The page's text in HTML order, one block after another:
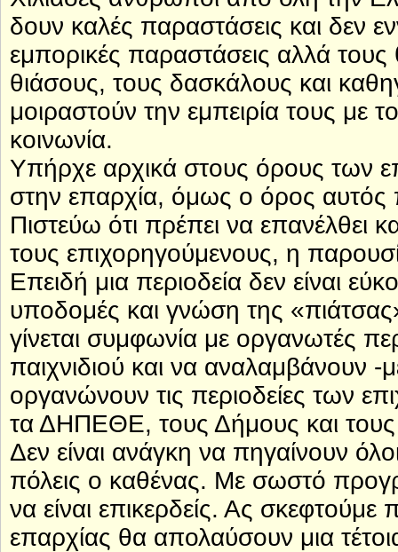
δουν καλές παραστάσεις και δεν
εμπορικές παραστάσεις αλλά τους
θιάσους, τους δασκάλους και
μοιραστούν την εμπειρία τους με
κοινωνία.
Υπήρχε αρχικά στους όρους των
στην επαρχία, όμως ο όρος αυτός
Πιστεύω ότι πρέπει να επανέλθει
τους επιχορηγούμενους, η
Επειδή μια περιοδεία δεν είναι
υποδομές και γνώση της
γίνεται συμφωνία με οργανωτές
παιχνιδιού και να αναλαμβάνουν -
οργανώνουν τις περιοδείες των
τα ΔΗΠΕΘΕ, τους Δήμους και τους
Δεν είναι ανάγκη να πηγαίνουν
πόλεις ο καθένας. Με σωστό
να είναι επικερδείς. Ας
επαρχίας θα απολαύσουν μια